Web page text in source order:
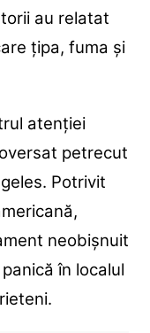
au relatat
țipa, fuma și
atenției
petrecut
Potrivit
neobișnuit
în localul